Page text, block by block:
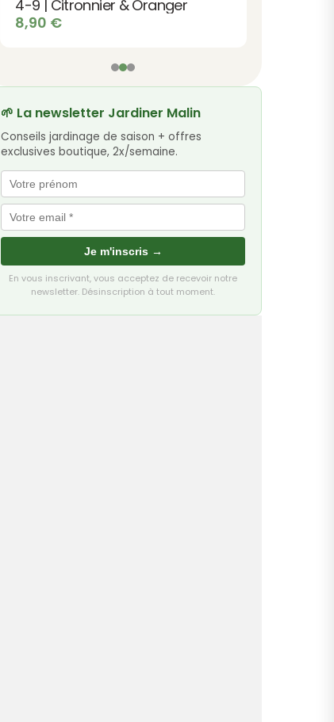
4-9 | Citronnier & Oranger
8,90 €
🌱 La newsletter Jardiner Malin
Conseils jardinage de saison + offres
exclusives boutique, 2x/semaine.
Je m'inscris →
En vous inscrivant, vous acceptez de recevoir notre
newsletter. Désinscription à tout moment.